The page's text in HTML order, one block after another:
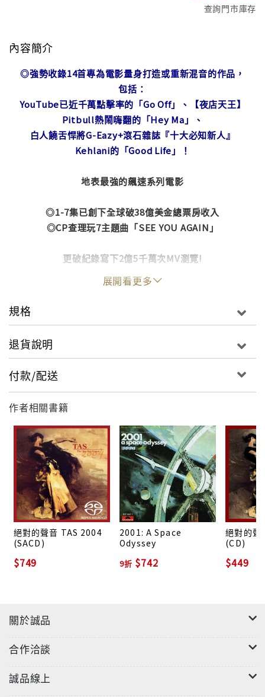
查詢門市庫存
內容簡介
◎強勢收錄14首專為電影量身打造或重新混音的作品，
包括：
YouTube已近千萬點擊率的「Go Off」、【夜店天王】
Pitbull熱鬧嗨翻的「Hey Ma」、
白人饒舌悍將G-Eazy+滾石雜誌『十大必知新人』
Kehlani的「Good Life」！
地表最強的飆速系列電影
◎1-7集已創下全球破38億美金總票房收入
◎CP查理玩7主題曲「SEE YOU AGAIN」
更破紀錄寫下2億5千萬次MV瀏覽!
2017年玩命關頭8強勢回歸！
玩命關頭8 =驚天動地的場面有如汽車版「屍速列車」
馮迪索+巨石強森
+傑森史塔森+奧斯卡影后莎莉賽隆
+史考特伊斯威特+金獎影后海倫米蘭+蜜雪兒羅莉葛茲
+泰瑞斯吉布森
+路達克里斯+娜塔莉伊曼紐爾+艾兒莎巴塔奇+寇特羅
素。
展開看更多
規格
退貨說明
付款/配送
作者相關書籍
絕對的聲音 TAS 2004
(SACD)
$749
2001: A Space
Odyssey
9折 $742
絕對的聲
(CD)
$449
關於誠品
合作洽談
誠品線上